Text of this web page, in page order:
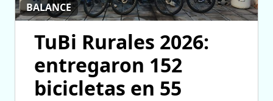
BALANCE
TuBi Rurales 2026:
entregaron 152
bicicletas en 55